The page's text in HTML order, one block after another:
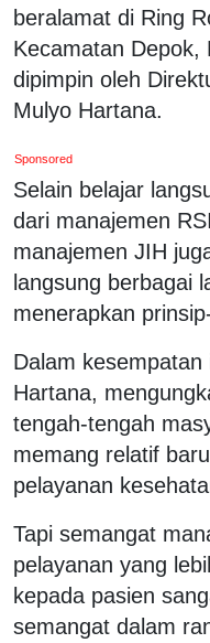
beralamat di Ring
Kecamatan Depok,
dipimpin oleh
Mulyo Hartana.
Sponsored
Selain belajar
dari manajemen
manajemen JIH
langsung berbagai
menerapkan
Dalam
Hartana,
tengah-tengah
memang relatif
pelayanan
Tapi semangat
pelayanan yang
kepada pasien
semangat dalam